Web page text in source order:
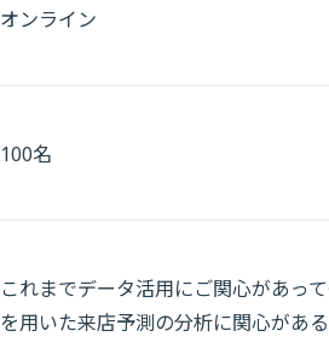
オンライン
100名
これまでデータ活用にご関心があっ
を用いた来店予測の分析に関心があ